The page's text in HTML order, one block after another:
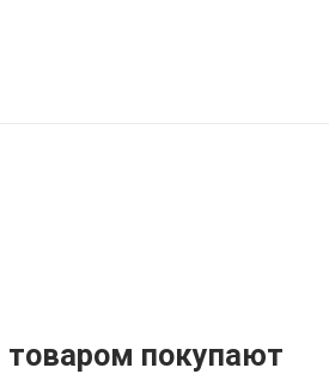
товаром покупают